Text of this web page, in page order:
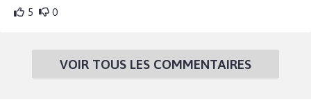
5 0
VOIR TOUS LES COMMENTAIRES